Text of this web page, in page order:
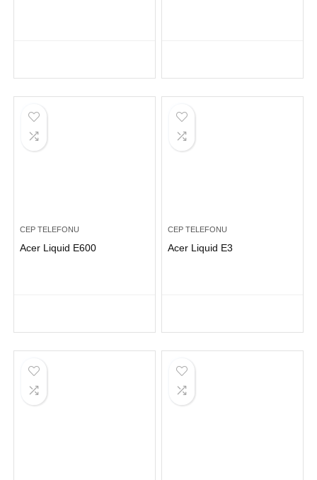
CEP TELEFONU
Acer Liquid E600
CEP TELEFONU
Acer Liquid E3